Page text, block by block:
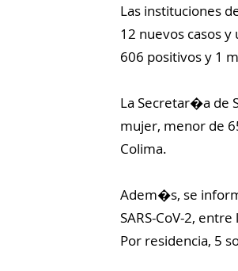
Las instituciones
12 nuevos casos
606 positivos y 1
La Secretar�a de
mujer, menor de
Colima.
Adem�s, se
SARS-CoV-2,
Por residencia, 5